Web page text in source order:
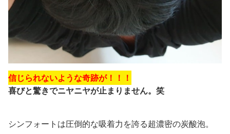
信じられないような奇跡が！！！
喜びと驚きでニヤニヤが止まりません。笑
シンフォートは圧倒的な吸着力を誇る超濃密の炭酸泡。